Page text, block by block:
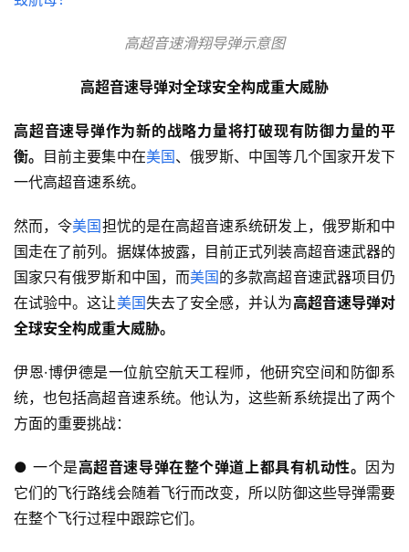
高超音速滑翔导弹示意图
高超音速导弹对全球安全构成重大威胁
高超音速导弹作为新的战略力量将打破现有防御力量的平
衡。
目前主要集中在美国、俄罗斯、中国等几个国家开发下
一代高超音速系统。
然而，令美国担忧的是在高超音速系统研发上，俄罗斯和中
国走在了前列。据媒体披露，目前正式列装高超音速武器的
国家只有俄罗斯和中国，而美国的多款高超音速武器项目仍
在试验中。这让美国失去了安全感，并认为高超音速导弹对
全球安全构成重大威胁。
伊恩·博伊德是一位航空航天工程师，他研究空间和防御系
统，也包括高超音速系统。他认为，这些新系统提出了两个
方面的重要挑战：
● 一个是高超音速导弹在整个弹道上都具有机动性。 因为
它们的飞行路线会随着飞行而改变，所以防御这些导弹需要
在整个飞行过程中跟踪它们。